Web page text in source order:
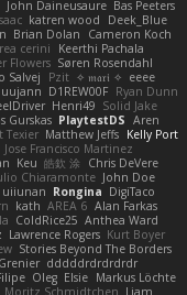
John Daineusaure Bas Peeters
katren wood
Deek_Blue
Brian Dolan
Cameron Koch
cerini
Keerthi Pachala
Flowers Søren Rosendahl
Salvej Pzit ✧ 𝔪𝔞𝔯𝔦 ✧ eeee
uujann D1REW00F Ryan Dunn
Henri49 Solid Jake
Gurskas PlaytestDS Aren
Texier Matthew Jeffs Kelly Port
Jose Francisco Martinez
Keu 皓欽 涂 Chris DeVere
Chiaramonte John Doe
uiiunan Rongina DigiTaco
kath AREA 6 Alan Farkas
ColdRice25 Anthea Ward
Lawrence Rogers Kurt Boyer
Stories Beyond The Borders
dddddrdrdrdrdr
Oleg Elsie Markus Löchte
Moritz Schmidtchen Liam